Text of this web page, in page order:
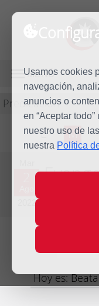
Usamos cookies
navegación,
anuncios o
en “Aceptar
nuestro uso de
nuestra Política
MENÚ
Predicación
L M
2022
Hoy es: